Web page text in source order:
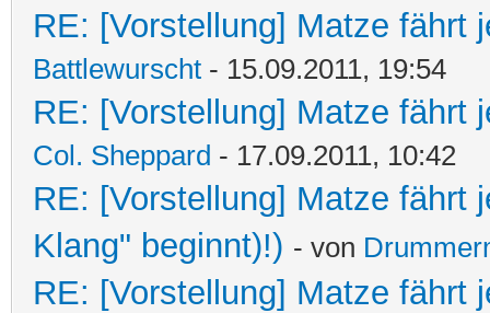
RE: [Vorstellung] Matze fährt
Battlewurscht - 15.09.2011, 19:54
RE: [Vorstellung] Matze fährt
Col. Sheppard - 17.09.2011, 10:42
RE: [Vorstellung] Matze fährt
Klang" beginnt)!) - von
RE: [Vorstellung] Matze fährt